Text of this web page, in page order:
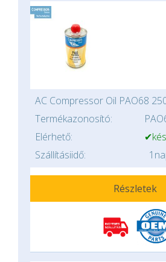
AC Compressor Oil PAO68
Termékazonosító:
Elérhető:
Szállításiidő:
Részletek